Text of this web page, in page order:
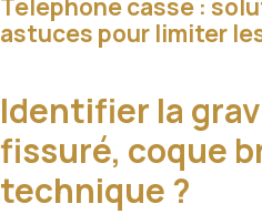
Téléphone cassé :
astuces pour limiter
Identifier la
fissuré, coque
technique ?